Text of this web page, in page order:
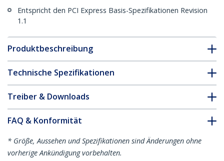
Entspricht den PCI Express Basis-Spezifikationen Revision
1.1
Produktbeschreibung
Technische Spezifikationen
Treiber & Downloads
FAQ & Konformität
* Größe, Aussehen und Spezifikationen sind Änderungen ohne
vorherige Ankündigung vorbehalten.